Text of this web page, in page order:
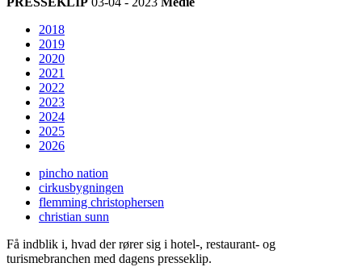
2018
2019
2020
2021
2022
2023
2024
2025
2026
pincho nation
cirkusbygningen
flemming christophersen
christian sunn
Få indblik i, hvad der rører sig i hotel-, restaurant- og
turismebranchen med dagens presseklip.